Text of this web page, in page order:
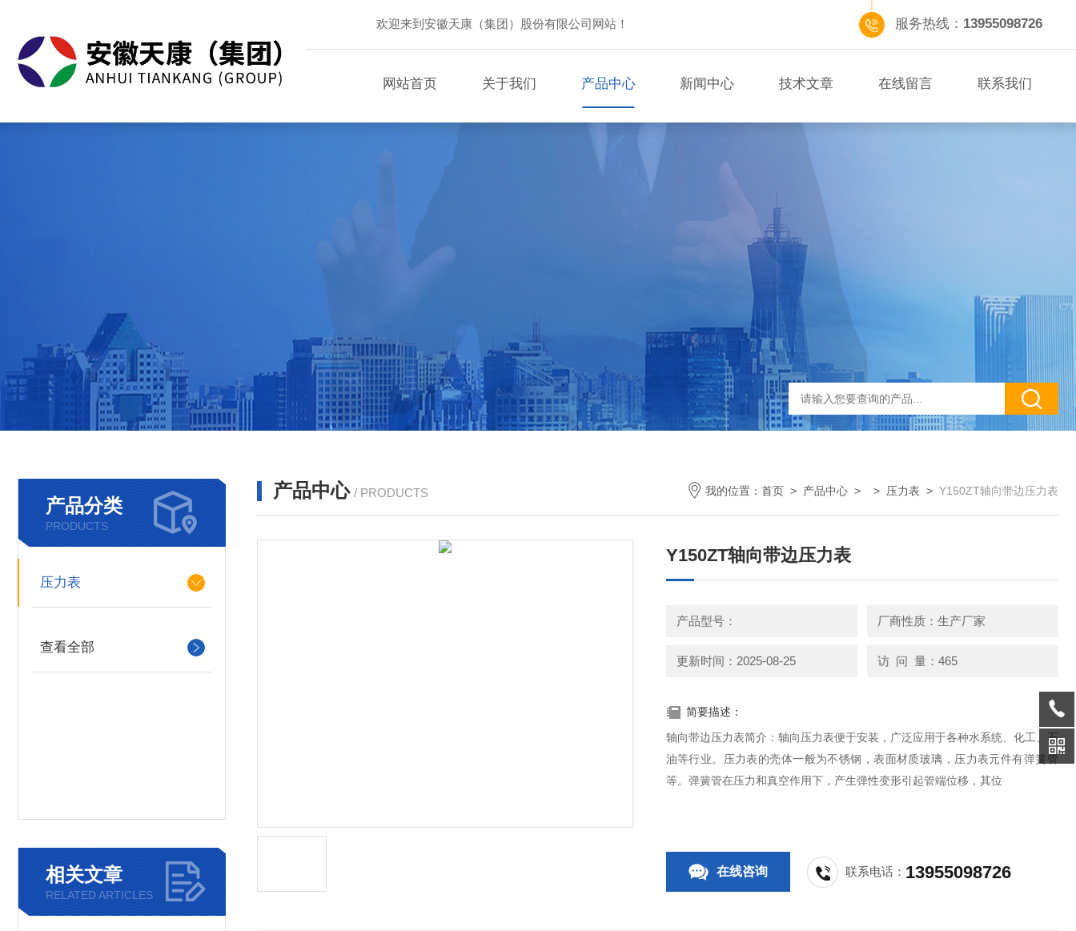
欢迎来到安徽天康（集团）股份有限公司网站！ 服务热线： 13955098726
网站首页 关于我们 产品中心 新闻中心 技术文章 在线留言 联系我们
产品分类
PRODUCTS
压力表
查看全部
相关文章
RELATED ARTICLES
产品中心 / PRODUCTS 我的位置： 首页 > 产品中心 > > 压力表 > Y150ZT轴向带边压力表
Y150ZT轴向带边压力表
产品型号： 厂商性质：生产厂家
更新时间：2025-08-25 访 问 量：465
简要描述：
轴向带边压力表简介：轴向压力表便于安装，广泛应用于各种水系统、化工、石
油等行业。压力表的壳体一般为不锈钢，表面材质玻璃，压力表元件有弹簧管
等。弹簧管在压力和真空作用下，产生弹性变形引起管端位移，其位
在线咨询 联系电话： 13955098726